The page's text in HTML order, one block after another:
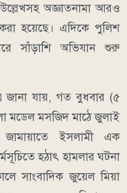
অজ্ঞাতনামা আরও
হয়েছে। এদিকে পুলিশ
সাঁড়াশি অভিযান শুরু
জানা যায়, গত বুধবার (৫
মডেল মসজিদ মাঠে জুলাই
ইসলামী এক
হঠাৎ হামলার ঘটনা
সাংবাদিক জুয়েল মিয়া